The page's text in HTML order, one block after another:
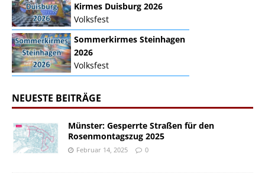
Kirmes Duisburg 2026
Volksfest
Sommerkirmes Steinhagen
2026
Volksfest
NEUESTE BEITRÄGE
Münster: Gesperrte Straßen für den
Rosenmontagszug 2025
Februar 14, 2025 0